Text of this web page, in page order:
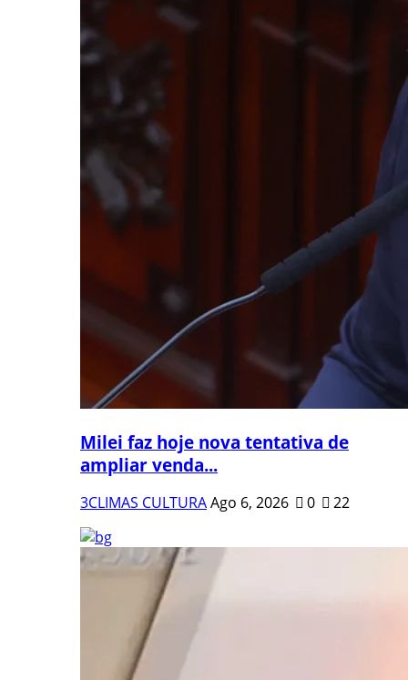
Milei faz hoje nova tentativa de
ampliar venda...
3CLIMAS CULTURAAgo 6, 2026 0 22